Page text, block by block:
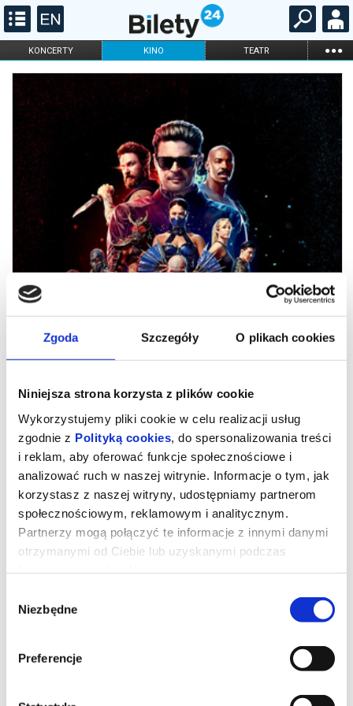
Zgoda Szczegóły O plikach cookies
Niniejsza strona korzysta z plików cookie
Wykorzystujemy pliki cookie w celu realizacji usług
zgodnie z Polityką cookies , do spersonalizowania treści
i reklam, aby oferować funkcje społecznościowe i
analizować ruch w naszej witrynie. Informacje o tym, jak
korzystasz z naszej witryny, udostępniamy partnerom
społecznościowym, reklamowym i analitycznym.
Partnerzy mogą połączyć te informacje z innymi danymi
otrzymanymi od Ciebie lub uzyskanymi podczas
zgody
Niezbędne
Preferencje
KONCERTY KINO TEATR ...
FILHARMONIA OPERA I BALET
DLA DZIECI
Mortal Kombat II - dubbing
przerwana. Dlatego mnich Liu Kang (Ludi Lin), była elitarną
żołnierka Sonya Blade (Jessica McNamee), jej mentor Jax Briggs
(Mehcad Brooks) oraz upadły były mistrz MMA Cole Young (Lewis
brutalnych walk, w których stawką jest coś więcej niż tylko własna